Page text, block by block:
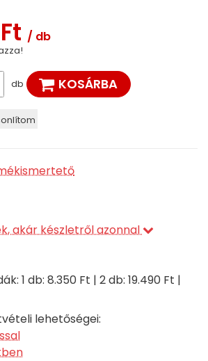
/ db
db KOSÁRBA
akár készletről azonnal
1 db: 8.350 Ft | 2 db: 19.490 Ft |
lehetőségei: